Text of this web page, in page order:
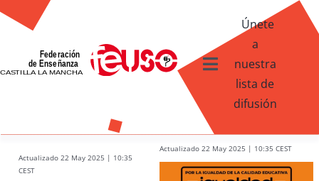
Skip
content
Toggle
Navigation
¿Qué te ofrece FEUSO?
Únete
a
nuestra
lista de
difusión
Actualizado 22 May 2025 | 10:35
CEST
Actualizado 22 May 2025 | 10:35 CEST